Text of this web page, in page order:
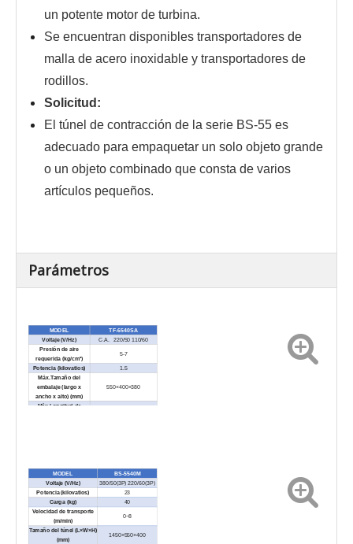
un potente motor de turbina.
Se encuentran disponibles transportadores de
malla de acero inoxidable y transportadores de
rodillos.
Solicitud:
El túnel de contracción de la serie BS-55 es
adecuado para empaquetar un solo objeto grande
o un objeto combinado que consta de varios
artículos pequeños.
Parámetros
MODEL
TF-6540SA
Voltaje (V/Hz)
C.A. 220/50 110/60
Presión de aire
requerida (kg/cm³)
5-7
Potencia (kilovatios) 1.5
Máx.Tamaño del
embalaje (largo x
ancho x alto) (mm)
550×400×380
Máx.Longitud de
MODEL
BS-5540M
Voltaje (V/Hz)
380/50(3P) 220/60(3P)
Potencia (kilovatios) 23
Carga (kg)
40
Velocidad de transporte
(m/min)
0~8
Tamaño del túnel (L×W×H)
(mm)
1450×550×400